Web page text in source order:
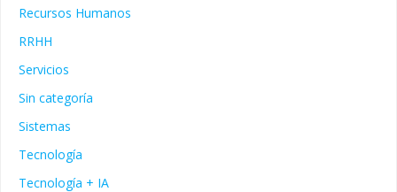
Recursos Humanos
RRHH
Servicios
Sin categoría
Sistemas
Tecnología
Tecnología + IA